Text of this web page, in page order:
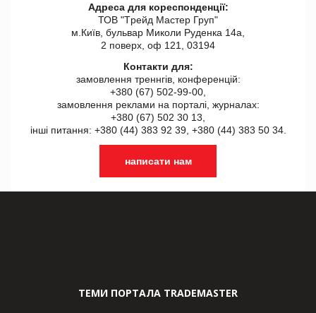
Адреса для кореспонденції:
ТОВ "Tрейд Мастер Груп"
м.Київ, бульвар Миколи Руденка 14а,
2 поверх, оф 121, 03194
Контакти для:
замовлення треннгів, конференцій:
+380 (67) 502-99-00,
замовлення реклами на порталі, журналах:
+380 (67) 502 30 13,
інші питання: +380 (44) 383 92 39, +380 (44) 383 50 34.
написати нам
ТЕМИ ПОРТАЛА TRADEMASTER